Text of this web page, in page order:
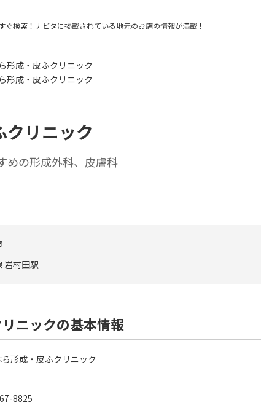
ぐ検索！ ナビタに掲載されている地元のお店の情報が満載！
形成・皮ふクリニック
形成・皮ふクリニック
クリニック
めの形成外科、皮膚科
岩村田駅
ニックの基本情報
ら形成・皮ふクリニック
8825